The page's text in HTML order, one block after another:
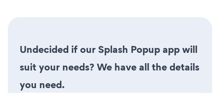
Undecided if our Splash Popup app will
suit your needs? We have all the details
you need.